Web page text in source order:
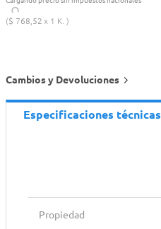
$ 768,52 1 K.
Cambios y Devoluciones
Especificaciones técnicas
Propiedad